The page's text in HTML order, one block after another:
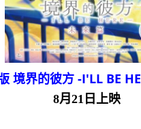
境界的彼方 -I'LL BE
8月21日上映